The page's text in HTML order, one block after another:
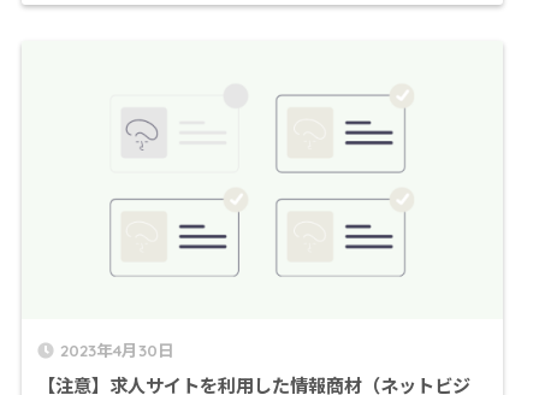
2023年4月30日
【注意】求人サイトを利用した情報商材（ネットビジ